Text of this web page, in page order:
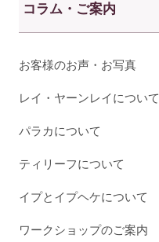
コラム・ご案内
お客様のお声・お写真
レイ・ヤーンレイについて
パラカについて
ティリーフについて
イプとイプヘケについて
ワークショップのご案内